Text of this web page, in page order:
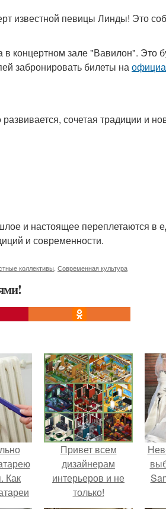
известной певицы Линды! Это
в концертном зале "Вавилон". Это
забронировать билеты на
сочетая традиции и
и настоящее переплетаются в
и современности.
коллективы Современная культура
Как
Привет всем
дизайнерам
интерьеров и не
только!